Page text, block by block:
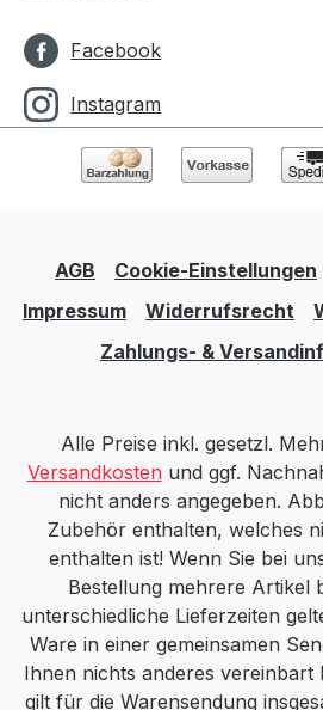
Facebook
Instagram
AGB Cookie-Einstellungen
Impressum
Widerrufsrecht
Zahlungs- &
Alle Preise inkl. gesetzl.
Versandkostenund ggf.
nicht anders angegeben.
Zubehör enthalten, welches
enthalten ist! Wenn Sie bei
Bestellung mehrere Artikel
unterschiedliche Lieferzeiten
Ware in einer gemeinsamen
Ihnen nichts anderes vereinbart
gilt für die Warensendung